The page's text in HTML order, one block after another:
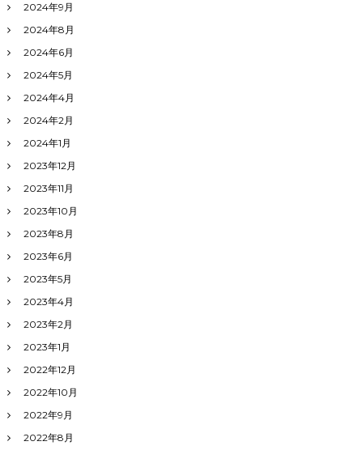
2024年9月
2024年8月
2024年6月
2024年5月
2024年4月
2024年2月
2024年1月
2023年12月
2023年11月
2023年10月
2023年8月
2023年6月
2023年5月
2023年4月
2023年2月
2023年1月
2022年12月
2022年10月
2022年9月
2022年8月